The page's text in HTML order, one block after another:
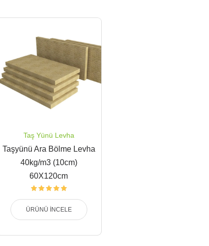
Taş Yünü Levha
Taşyünü Ara Bölme Levha
40kg/m3 (10cm)
60X120cm
ÜRÜNÜ İNCELE